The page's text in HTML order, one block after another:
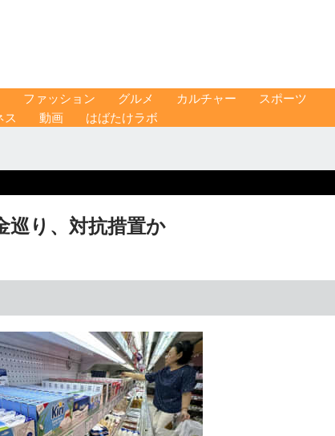
ファッション グルメ カルチャー
スポーツ
ス 動画 はばたけラボ
巡り、対抗措置か